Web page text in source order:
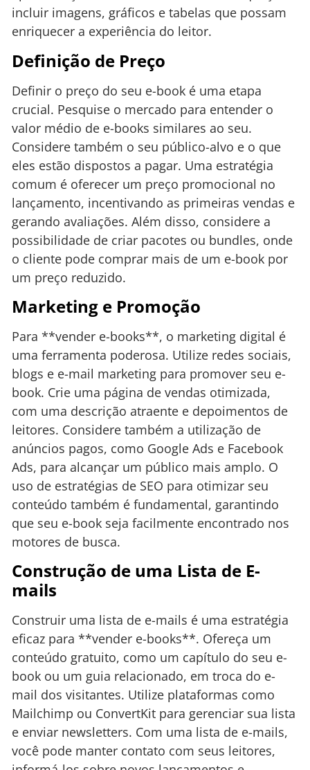
incluir imagens, gráficos e tabelas que possam
enriquecer a experiência do leitor.
Definição de Preço
Definir o preço do seu e-book é uma etapa
crucial. Pesquise o mercado para entender o
valor médio de e-books similares ao seu.
Considere também o seu público-alvo e o que
eles estão dispostos a pagar. Uma estratégia
comum é oferecer um preço promocional no
lançamento, incentivando as primeiras vendas e
gerando avaliações. Além disso, considere a
possibilidade de criar pacotes ou bundles, onde
o cliente pode comprar mais de um e-book por
um preço reduzido.
Marketing e Promoção
Para **vender e-books**, o marketing digital é
uma ferramenta poderosa. Utilize redes sociais,
blogs e e-mail marketing para promover seu e-
book. Crie uma página de vendas otimizada,
com uma descrição atraente e depoimentos de
leitores. Considere também a utilização de
anúncios pagos, como Google Ads e Facebook
Ads, para alcançar um público mais amplo. O
uso de estratégias de SEO para otimizar seu
conteúdo também é fundamental, garantindo
que seu e-book seja facilmente encontrado nos
motores de busca.
Construção de uma Lista de E-
mails
Construir uma lista de e-mails é uma estratégia
eficaz para **vender e-books**. Ofereça um
conteúdo gratuito, como um capítulo do seu e-
book ou um guia relacionado, em troca do e-
mail dos visitantes. Utilize plataformas como
Mailchimp ou ConvertKit para gerenciar sua lista
e enviar newsletters. Com uma lista de e-mails,
você pode manter contato com seus leitores,